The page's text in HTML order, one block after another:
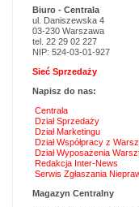
Biuro - Centrala
ul. Daniszewska 4
03-230 Warszawa
tel. 22 29 02 227
NIP: 524-03-01-927
Sieć Sprzedaży
Napisz do nas:
Centrala
Dział Sprzedaży
Dział Marketingu
Dział Współpracy z
Dział Wyposażenia
Redakcja Inter-News
Serwis Zgłaszania
Magazyn Centralny